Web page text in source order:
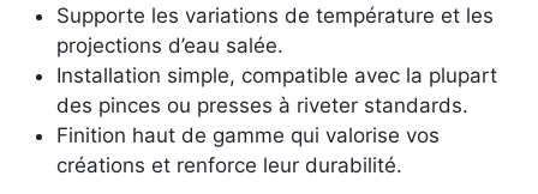
Supporte les variations de température et les
projections d’eau salée.
Installation simple, compatible avec la plupart
des pinces ou presses à riveter standards.
Finition haut de gamme qui valorise vos
créations et renforce leur durabilité.